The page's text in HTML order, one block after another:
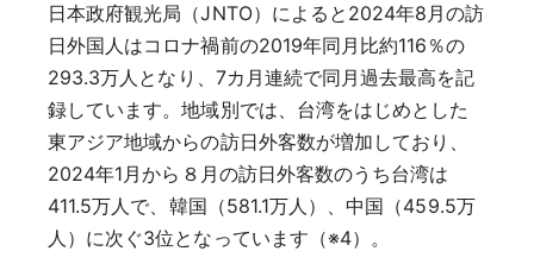
日本政府観光局（JNTO）によると2024年8月の訪
日外国人はコロナ禍前の2019年同月比約116％の
293.3万人となり、7カ月連続で同月過去最高を記
録しています。地域別では、台湾をはじめとした
東アジア地域からの訪日外客数が増加しており、
2024年1月から８月の訪日外客数のうち台湾は
411.5万人で、韓国（581.1万人）、中国（459.5万
人）に次ぐ3位となっています（※4）。